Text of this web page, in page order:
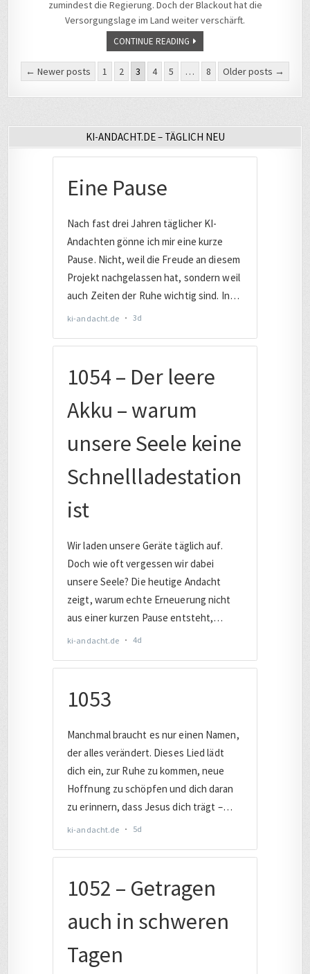
zumindest die Regierung. Doch der Blackout hat die
Versorgungslage im Land weiter verschärft.
CONTINUE READING
Seitennummerierung
der
← Newer posts 1 2 3 4 5 … 8 Older posts →
KI-ANDACHT.DE – TÄGLICH NEU